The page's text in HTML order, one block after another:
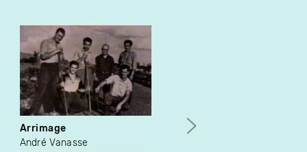
Arrimage
André Vanasse
Que Pasa en el Barrio ?